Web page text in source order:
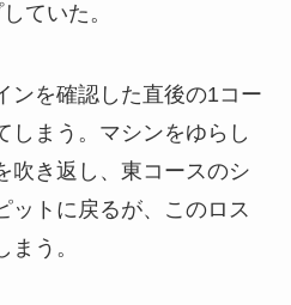
ていた。
ンを確認した直後の1コー
しまう。マシンをゆらし
吹き返し、東コースのシ
ットに戻るが、このロス
う。